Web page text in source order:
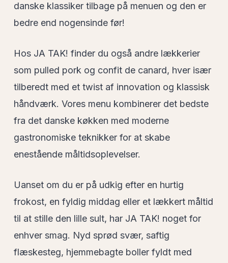
danske klassiker tilbage på menuen og den er
bedre end nogensinde før!
Hos JA TAK! finder du også andre lækkerier
som pulled pork og confit de canard, hver især
tilberedt med et twist af innovation og klassisk
håndværk. Vores menu kombinerer det bedste
fra det danske køkken med moderne
gastronomiske teknikker for at skabe
enestående måltidsoplevelser.
Uanset om du er på udkig efter en hurtig
frokost, en fyldig middag eller et lækkert måltid
til at stille den lille sult, har JA TAK! noget for
enhver smag. Nyd sprød svær, saftig
flæskesteg, hjemmebagte boller fyldt med